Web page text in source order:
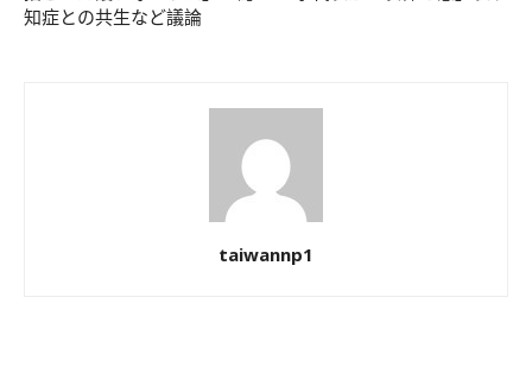
知症との共生など議論
taiwannp1